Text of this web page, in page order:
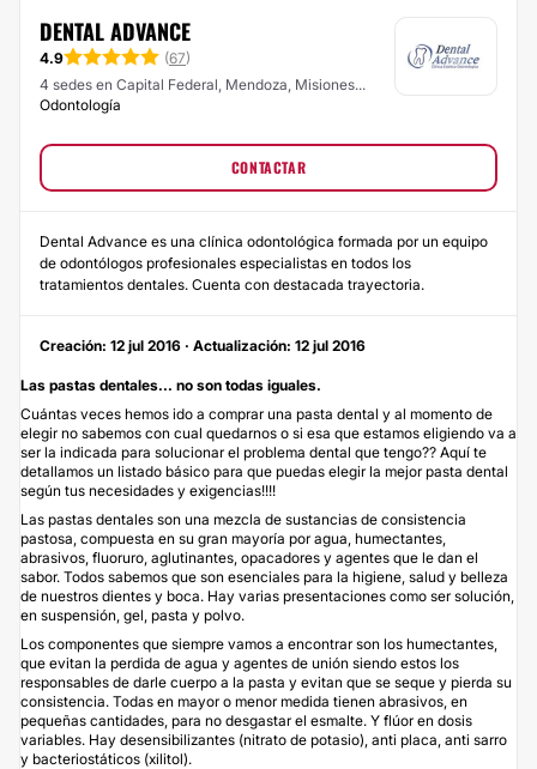
DENTAL ADVANCE
4.9 (67)
4 sedes en Capital Federal, Mendoza, Misiones...
Odontología
CONTACTAR
Dental Advance es una clínica odontológica formada por un equipo
de odontólogos profesionales especialistas en todos los
tratamientos dentales. Cuenta con destacada trayectoria.
Creación: 12 jul 2016 · Actualización: 12 jul 2016
Las pastas dentales... no son todas iguales.
Cuántas veces hemos ido a comprar una pasta dental y al momento de
elegir no sabemos con cual quedarnos o si esa que estamos eligiendo va a
ser la indicada para solucionar el problema dental que tengo?? Aquí te
detallamos un listado básico para que puedas elegir la mejor pasta dental
según tus necesidades y exigencias!!!!
Las pastas dentales son una mezcla de sustancias de consistencia
pastosa, compuesta en su gran mayoría por agua, humectantes,
abrasivos, fluoruro, aglutinantes, opacadores y agentes que le dan el
sabor. Todos sabemos que son esenciales para la higiene, salud y belleza
de nuestros dientes y boca. Hay varias presentaciones como ser solución,
en suspensión, gel, pasta y polvo.
Los componentes que siempre vamos a encontrar son los humectantes,
que evitan la perdida de agua y agentes de unión siendo estos los
responsables de darle cuerpo a la pasta y evitan que se seque y pierda su
consistencia. Todas en mayor o menor medida tienen abrasivos, en
pequeñas cantidades, para no desgastar el esmalte. Y flúor en dosis
variables. Hay desensibilizantes (nitrato de potasio), anti placa, anti sarro
y bacteriostáticos (xilitol).